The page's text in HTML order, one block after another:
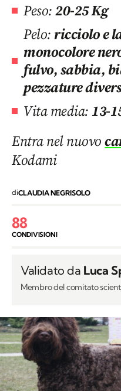
Peso:20-25 Kg
Pelo:ricciolo e
monocolore
fulvo, sabbia,
pezzature
Vita media: 13-
Entra nel nuovo
Kodami
diCLAUDIA NEGRISOLO
88
CONDIVISIONI
Validato da Luca
Membro del comitato